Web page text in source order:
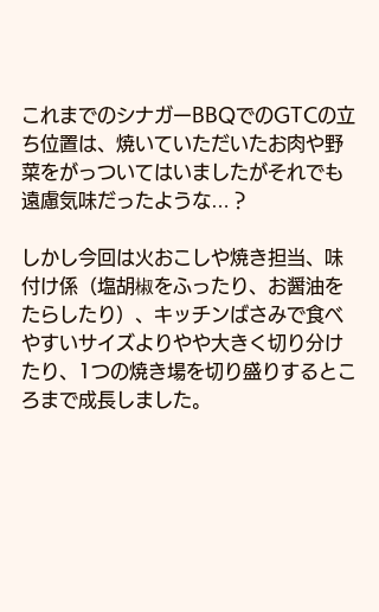
これまでのシナガーBBQでのGTCの立
ち位置は、焼いていただいたお肉や野
菜をがっついてはいましたがそれでも
遠慮気味だったような…？
しかし今回は火おこしや焼き担当、味
付け係（塩胡椒をふったり、お醤油を
たらしたり）、キッチンばさみで食べ
やすいサイズよりやや大きく切り分け
たり、1つの焼き場を切り盛りするとこ
ろまで成長しました。